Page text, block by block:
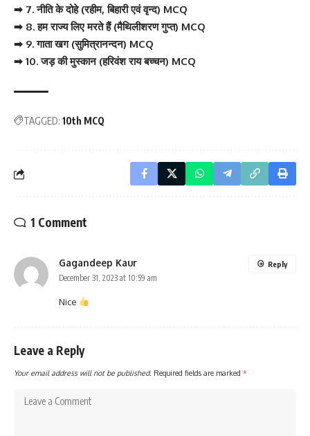
➡ 7. नीति के दोहे (रहीम, बिहारी एवं वृन्द) MCQ
➡ 8. हम राज्य लिए मरते हैं (मैथिलीशरण गुप्त) MCQ
➡ 9. गाता खग (सुमित्रानन्दन) MCQ
➡ 10. जड़ की मुस्कान (हरिवंश राय बच्चन) MCQ
TAGGED: 10th MCQ
1 Comment
Gagandeep Kaur
December 31, 2023 at 10:59 am
Nice
Reply
Leave a Reply
Your email address will not be published. Required fields are marked *